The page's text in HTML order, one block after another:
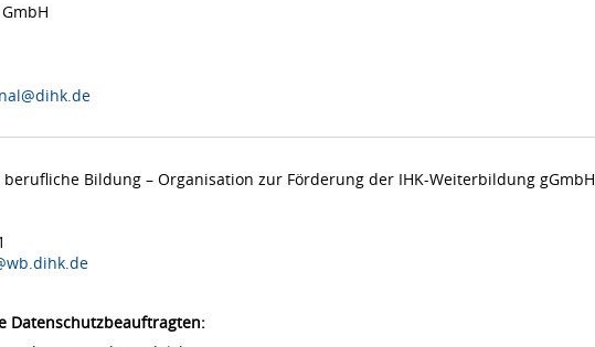
berufliche Bildung – Organisation zur Förderung der IHK-Weiterbildung gGmbH
Datenschutzbeauftragten: